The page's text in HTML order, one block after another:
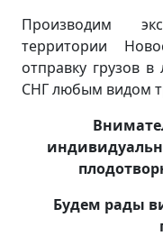
Производим
территории
отправку грузов
СНГ любым видом
Будем рады